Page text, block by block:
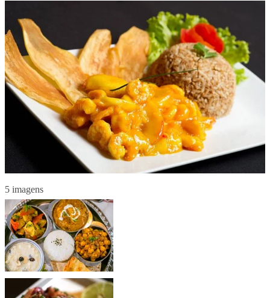
5 imagens